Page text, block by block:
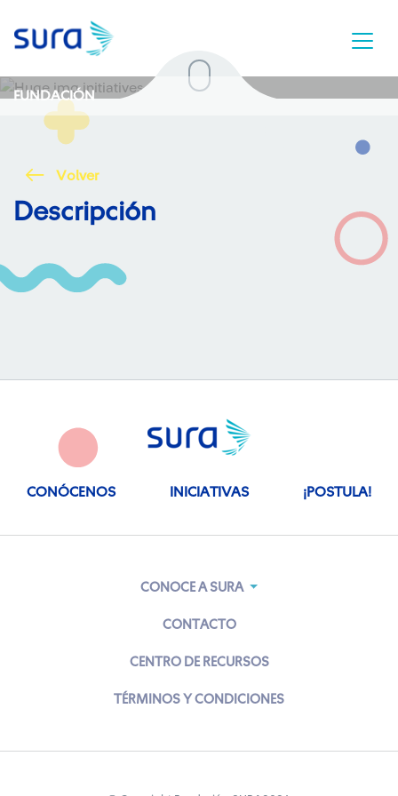
FUNDACIÓN
Volver
Descripción
CONÓCENOS INICIATIVAS ¡POSTULA!
CONOCE A SURA
CONTACTO
CENTRO DE RECURSOS
TÉRMINOS Y CONDICIONES